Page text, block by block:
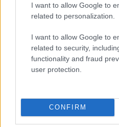
I want to allow Google to
related to personalization.
I want to allow Google to
related to security,
functionality and fraud
user protection.
CONFIRM